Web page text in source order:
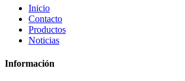
Inicio
Contacto
Productos
Noticias
Información